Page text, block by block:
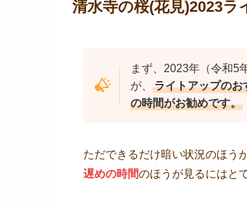
清水寺の桜(花見)2023
まず、2023年（令和5
が、
ライトアップのお
の時間がお勧めです。
ただできるだけ暗い状況のほう
遅めの時間のほうが見るにはと